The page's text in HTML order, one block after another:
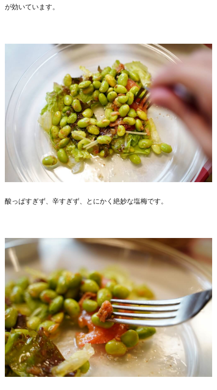
が効いています。
酸っぱすぎず、辛すぎず、とにかく絶妙な塩梅です。